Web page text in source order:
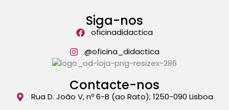
Siga-nos
oficinadidactica
@oficina_didactica
Contacte-nos
Rua D. João V, nº 6-B (ao Rato); 1250-090 Lisboa